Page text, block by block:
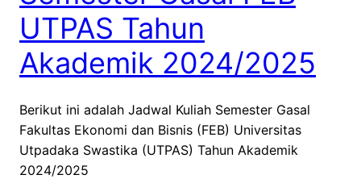
UTPAS Tahun
Akademik 2024/2025
Berikut ini adalah Jadwal Kuliah Semester Gasal
Fakultas Ekonomi dan Bisnis (FEB) Universitas
Utpadaka Swastika (UTPAS) Tahun Akademik
2024/2025